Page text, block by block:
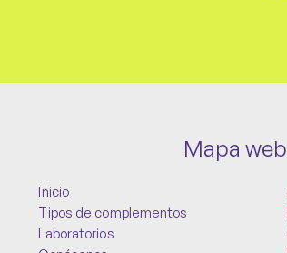
Mapa web
Inicio
Tipos de complementos
Laboratorios